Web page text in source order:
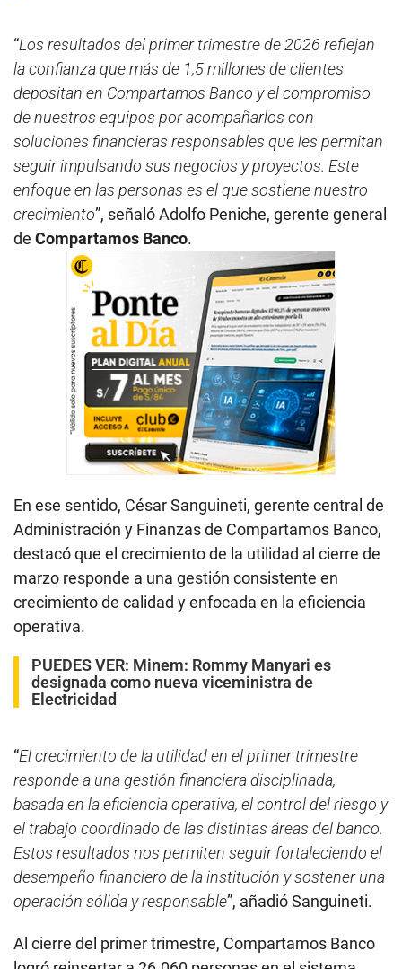
“Los resultados del primer trimestre de 2026 reflejan
la confianza que más de 1,5 millones de clientes
depositan en Compartamos Banco y el compromiso
de nuestros equipos por acompañarlos con
soluciones financieras responsables que les permitan
seguir impulsando sus negocios y proyectos. Este
enfoque en las personas es el que sostiene nuestro
crecimiento”, señaló Adolfo Peniche, gerente general
de Compartamos Banco.
En ese sentido, César Sanguineti, gerente central de
Administración y Finanzas de Compartamos Banco,
destacó que el crecimiento de la utilidad al cierre de
marzo responde a una gestión consistente en
crecimiento de calidad y enfocada en la eficiencia
operativa.
PUEDES VER: Minem: Rommy Manyari es
designada como nueva viceministra de
Electricidad
“El crecimiento de la utilidad en el primer trimestre
responde a una gestión financiera disciplinada,
basada en la eficiencia operativa, el control del riesgo y
el trabajo coordinado de las distintas áreas del banco.
Estos resultados nos permiten seguir fortaleciendo el
desempeño financiero de la institución y sostener una
operación sólida y responsable”, añadió Sanguineti.
Al cierre del primer trimestre, Compartamos Banco